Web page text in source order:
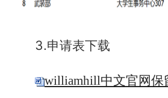
3.申请表下载
williamhill中文官网保